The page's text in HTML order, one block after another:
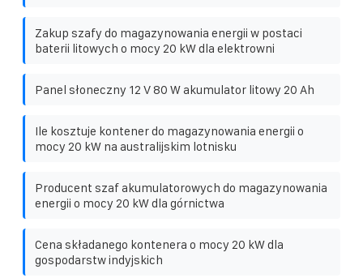
Zakup szafy do magazynowania energii w postaci
baterii litowych o mocy 20 kW dla elektrowni
Panel słoneczny 12 V 80 W akumulator litowy 20 Ah
Ile kosztuje kontener do magazynowania energii o
mocy 20 kW na australijskim lotnisku
Producent szaf akumulatorowych do magazynowania
energii o mocy 20 kW dla górnictwa
Cena składanego kontenera o mocy 20 kW dla
gospodarstw indyjskich